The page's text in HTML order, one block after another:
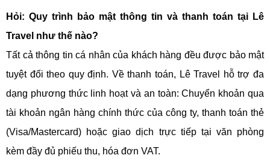
Hỏi: Quy trình bảo mật thông tin và thanh toán tại Lê
Travel như thế nào?
Tất cả thông tin cá nhân của khách hàng đều được bảo mật
tuyệt đối theo quy định. Về thanh toán, Lê Travel hỗ trợ đa
dạng phương thức linh hoạt và an toàn: Chuyển khoản qua
tài khoản ngân hàng chính thức của công ty, thanh toán thẻ
(Visa/Mastercard) hoặc giao dịch trực tiếp tại văn phòng
kèm đầy đủ phiếu thu, hóa đơn VAT.